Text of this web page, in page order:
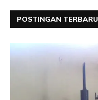
POSTINGAN TERBARU